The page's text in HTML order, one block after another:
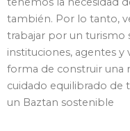
también. Por lo tanto,
trabajar por un turismo
instituciones, agentes y
forma de construir una
cuidado equilibrado de
un Baztan sostenible